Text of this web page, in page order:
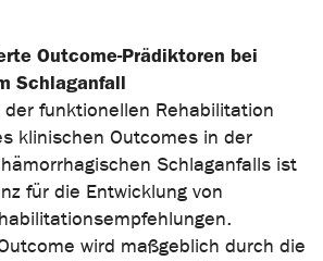
Outcome-Prädiktoren bei
Schlaganfall
der funktionellen Rehabilitation
klinischen Outcomes in der
Schlaganfalls ist
für die Entwicklung von
wird maßgeblich durch die